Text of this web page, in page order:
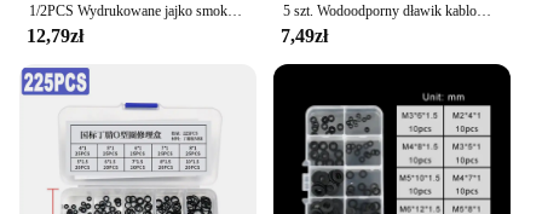
1/2PCS Wydrukowane jajko smoka z smokiem Pełna przegubowa model smoka Ruchoma obrotowa przegubowa ozdoba na biurko Zabawka dla dzieci
12,79zł
5 szt. Wodoodporny dławik kablowy PG7 Plastikowe złącze zapobiegające zginaniu M12 Nylon PA66 Dławiki skrętne PG9/11/13,5/16/19/21 Złącze
7,49zł